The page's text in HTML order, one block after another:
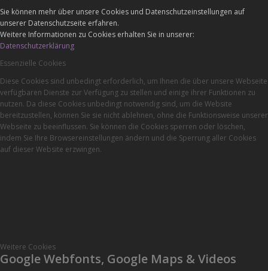
Sie können mehr über unsere Cookies und Datenschutzeinstellungen auf
unserer Datenschutzseite erfahren.
Weitere Informationen zu Cookies erhalten Sie in unserer:
Datenschutzerklärung
Essenzielle Cookies
Diese Cookies sind unbedingt erforderlich, um Ihnen die über unsere Webseite
verfügbaren Dienste zur Verfügung zu stellen und einige ihrer Funktionen zu
nutzen. Da diese Cookies unbedingt notwendig sind, um die Website
bereitzustellen, können Sie sie nicht ablehnen, ohne die Funktionsweise unserer
Webseite zu beeinflussen. Sie können die Cookies sperren oder löschen,
indem Sie Ihre Browsereinstellungen ändern und die Sperrung aller Cookies
auf dieser Website erzwingen.
Weitere Cookies
Google Webfonts, Google Maps & Videos